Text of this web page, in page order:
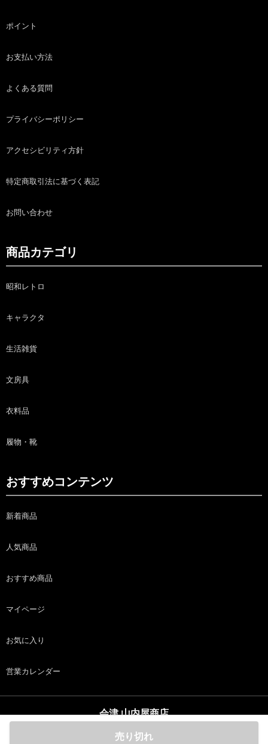
売り切れ
ポイント
お支払い方法
よくある質問
プライバシーポリシー
アクセシビリティ方針
特定商取引法に基づく表記
お問い合わせ
商品カテゴリ
昭和レトロ
キャラクタ
生活雑貨
文房具
衣料品
履物・靴
おすすめコンテンツ
新着商品
人気商品
おすすめ商品
マイページ
お気に入り
営業カレンダー
会津 山内屋商店
copyright (c) 会津 山内屋商店 all rights reserved.